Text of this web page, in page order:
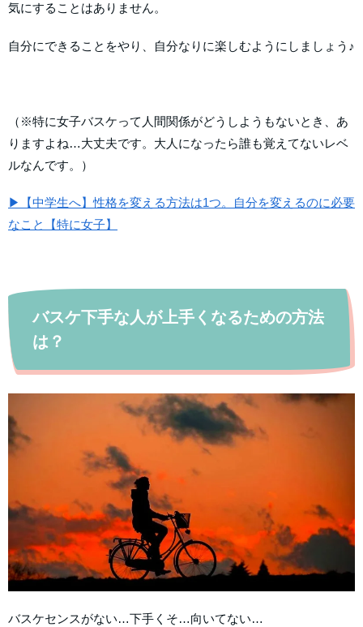
気にすることはありません。
自分にできることをやり、自分なりに楽しむようにしましょう♪
（※特に女子バスケって人間関係がどうしようもないとき、あ
りますよね…大丈夫です。大人になったら誰も覚えてないレベ
ルなんです。）
▶【中学生へ】性格を変える方法は1つ。自分を変えるのに必要
なこと【特に女子】
バスケ下手な人が上手くなるための方法
は？
バスケセンスがない…下手くそ…向いてない…